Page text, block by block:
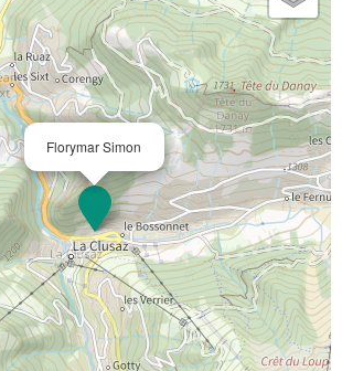
Florymar Simon